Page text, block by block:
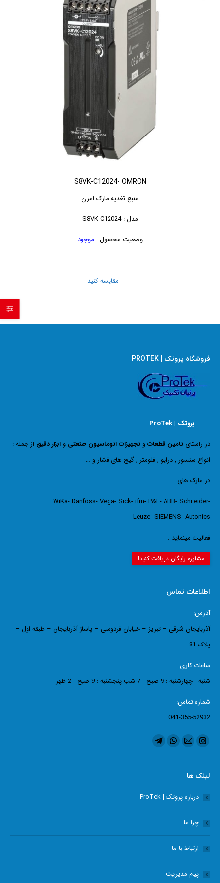
S8VK-C12024- OMRON
منبع تغذیه مارک امرن
مدل : S8VK-C12024
وضعیت محصول : موجود
مقایسه کنید
فروشگاه پروتک | PROTEK
پروتک | ProTek
در راستای تامین قطعاتو تجهیزات اتوماسیون صنعتی و ابزار دقیق از جمله :
انواع سنسور , درایو , فلومتر , گیج های فشار و …
در مارک های :
WiKa- Danfoss- Vega- Sick- ifm- P&F- ABB- Schneider-
Leuze- SIEMENS- Autonics
فعالیت مینماید .
مشاوره رایگان دریافت کنید!
اطلاعات تماس
آدرس:
آذربایجان شرقی – تبریز – خیابان فردوسی – پاساژ آذربایجان – طبقه اول –
پلاک 31
ساعات کاری:
شنبه - چهارشنبه : 9 صبح - 7 شب پنجشنبه : 9 صبح - 2 ظهر
شماره تماس:
041-355-52932
ما را دنبال کنید در:
اینستاگرام
opens
new
window
ایمیل
opens
new
window
واتساپ
new
window
تلگرام
new
window
لینک ها
درباره پروتک | ProTek
چرا ما
ارتباط با ما
پیام مدیریت